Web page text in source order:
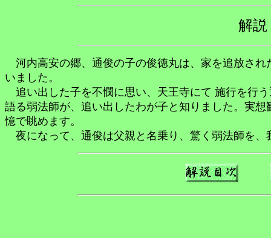
解
河内高安の郷、通俊の子の俊徳丸は、家を追放さ
いました。
追い出した子を不憫に思い、天王寺にて 施行を行
語る弱法師が、追い出したわが子と知りました。実
憶で眺めます。
夜になって、通俊は父親と名乗り、驚く弱法師を、